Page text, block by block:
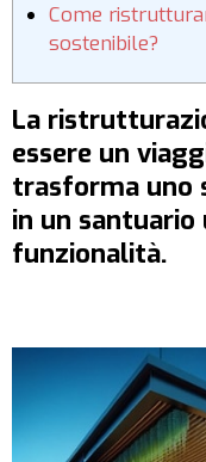
Come
sostenibile?
La
essere un
trasforma uno
in un santuario
funzionalità.